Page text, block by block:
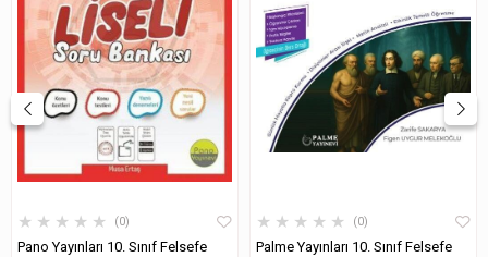
★ ★ ★ ★ ★ 0
Pano Yayınları 10. Sınıf Felsefe
★ ★ ★ ★ ★ 0
Palme Yayınları 10. Sınıf Felsefe